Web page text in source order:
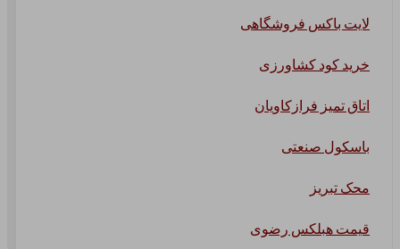
لایت باکس فروشگاهی
خرید کود کشاورزی
اتاق تمیز فرازکاویان
باسکول صنعتی
محک تبریز
قیمت هبلکس رضوی